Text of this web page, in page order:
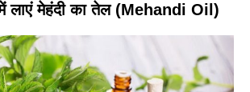
लाएं मेहंदी का तेल (Mehandi Oil)